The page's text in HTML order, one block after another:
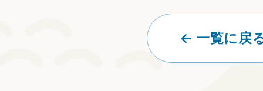
← 一覧に戻